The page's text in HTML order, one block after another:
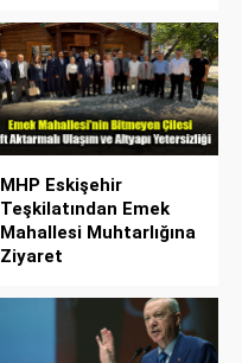
MHP Eskişehir
Teşkilatından Emek
Mahallesi Muhtarlığına
Ziyaret